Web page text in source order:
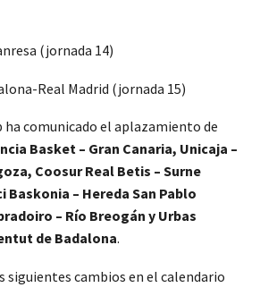
(jornada 14)
Real Madrid (jornada 15)
comunicado el aplazamiento de
Basket – Gran Canaria, Unicaja –
Coosur Real Betis – Surne
– Hereda San Pablo
– Río Breogán y Urbas
de Badalona.
siguientes cambios en el calendario